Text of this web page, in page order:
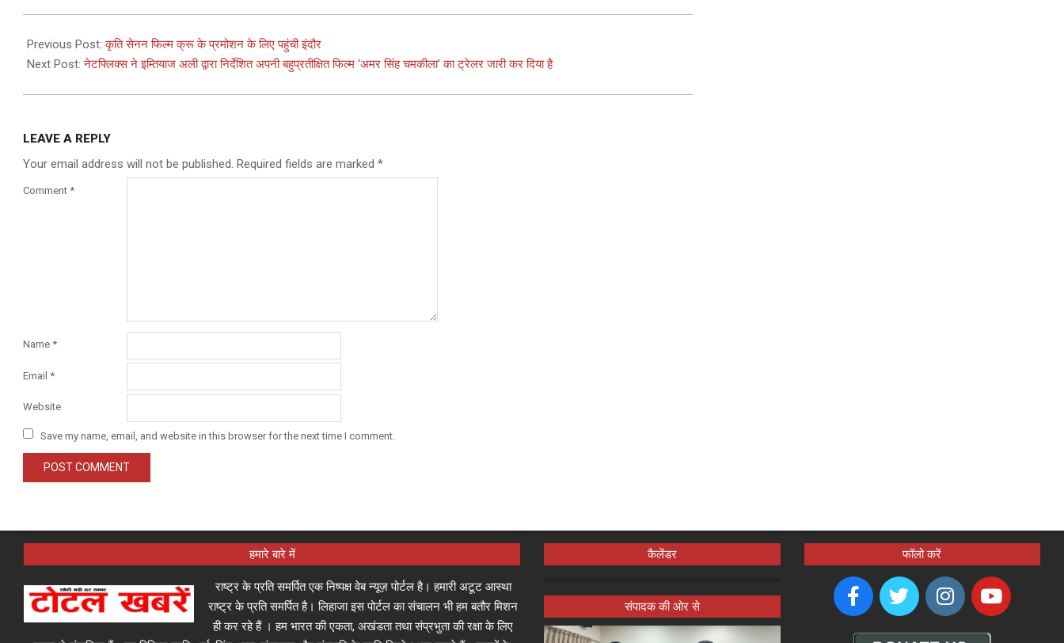
03-
28
Previous Post:कृति सेनन फिल्म क्रू के प्रमोशन के लिए पहुंची इंदौर
Next Post:नेटफ्लिक्स ने इम्तियाज अली द्वारा निर्देशित अपनी बहुप्रतीक्षित फिल्म ‘अमर सिंह चमकीला’ का ट्रेलर जारी कर दिया है
LEAVE A REPLY
Your email address will not be published. Required fields are marked *
Comment *
Name *
Email *
Website
Save my name, email, and website in this browser for the next time I comment.
हमारे बारे में
राष्ट्र के प्रति समर्पित एक निष्पक्ष वेब न्यूज़ पोर्टल है। हमारी अटूट आस्था
राष्ट्र के प्रति समर्पित है। लिहाजा इस पोर्टल का संचालन भी हम बतौर मिशन
ही कर रहे हैं । हम भारत की एकता, अखंडता तथा संप्रभुता की रक्षा के लिए
कैलेंडर
संपादक की ओर से
फॉलो करें